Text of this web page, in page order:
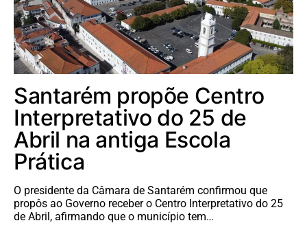
Santarém propõe Centro
Interpretativo do 25 de
Abril na antiga Escola
Prática
O presidente da Câmara de Santarém confirmou que
propôs ao Governo receber o Centro Interpretativo do 25
de Abril, afirmando que o município tem…